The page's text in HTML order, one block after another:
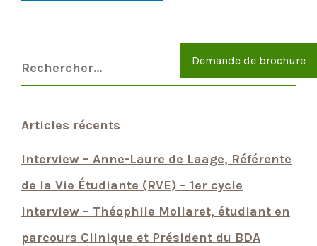
Articles récents
Interview – Anne-Laure de Laage, Référente
de la Vie Étudiante (RVE) – 1er cycle
Interview – Théophile Mollaret, étudiant en
parcours Clinique et Président du BDA
Demande de brochure